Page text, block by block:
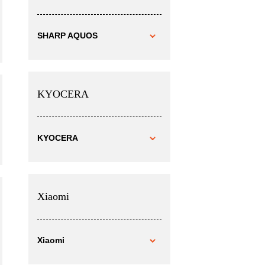
SHARP AQUOS
KYOCERA
KYOCERA
Xiaomi
Xiaomi